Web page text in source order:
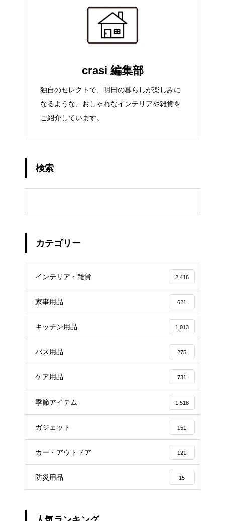
crasi 編集部
独自のセレクトで、明日の暮らしが楽しみに
なるような、おしゃれなインテリアや雑貨を
ご紹介しています。
検索
カテゴリー
インテリア・雑貨 2,416
家事用品 621
キッチン用品 1,013
バス用品 275
ケア用品 731
季節アイテム 1,518
ガジェット 151
カー・アウトドア 121
防災用品 15